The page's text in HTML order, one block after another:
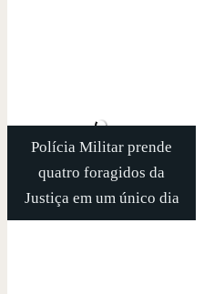
Polícia Militar prende
quatro foragidos da
Justiça em um único dia